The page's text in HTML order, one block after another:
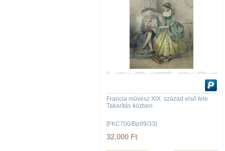
Francia művész XIX. század első fele
Takarítás közben
[FKC700/Bp99/33]
32.000 Ft